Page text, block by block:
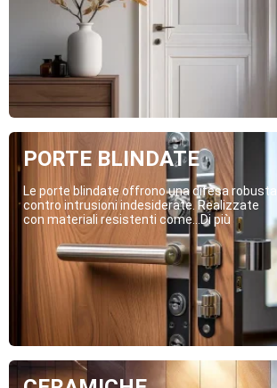
PORTE BLINDATE
Le porte blindate offrono una difesa robusta
contro intrusioni indesiderate. Realizzate
con materiali resistenti come...Di più